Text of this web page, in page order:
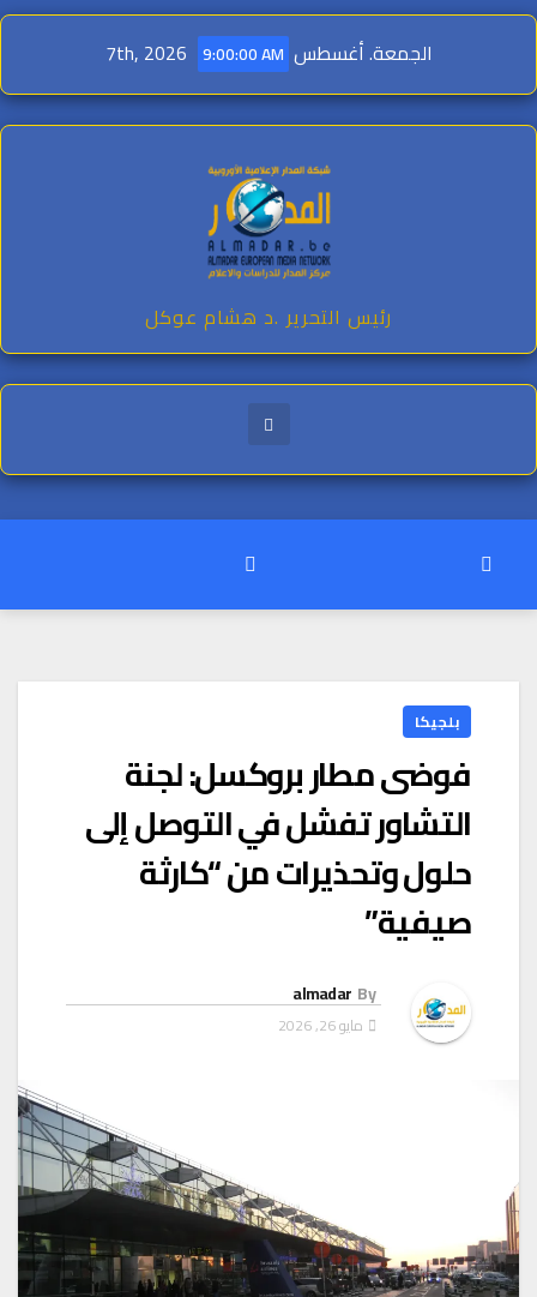
Skip
content
الجمعة. أغسطس 7th, 2026 9:00:01 AM
رئيس التحرير .د هشام عوكل
بلجيكا
فوضى مطار بروكسل: لجنة
التشاور تفشل في التوصل إلى
حلول وتحذيرات من “كارثة
صيفية”
By
almadar
مايو 26, 2026